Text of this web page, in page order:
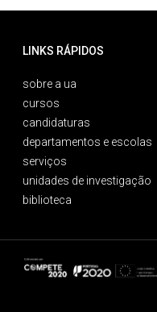
LINKS RÁPIDOS
sobre a ua
cursos
candidaturas
departamentos e escolas
serviços
unidades de investigação
biblioteca